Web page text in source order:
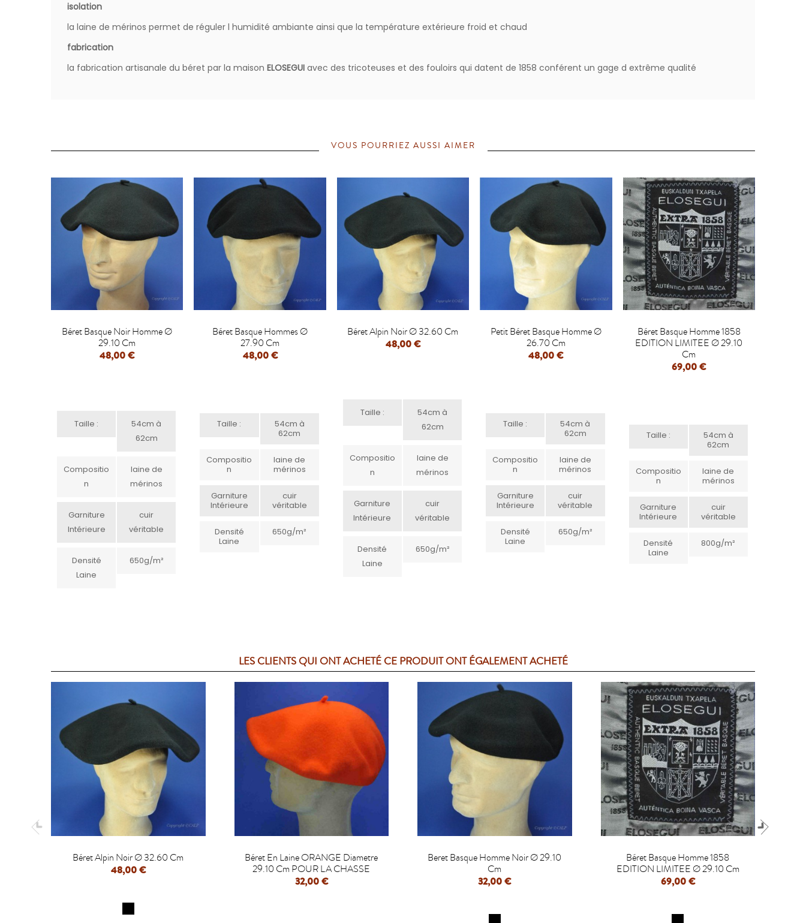
isolation
la laine de mérinos permet de réguler l humidité ambiante ainsi que la température extérieure froid et chaud
fabrication
la fabrication artisanale du béret par la maison ELOSEGUI avec des tricoteuses et des fouloirs qui datent de 1858 conférent un gage d extrême qualité
VOUS POURRIEZ AUSSI AIMER

Béret Basque Noir Homme Ø
29.10 Cm
48,00 €
Taille :
54cm à
62cm
Compositio
N
laine de
mérinos
Garniture
Intérieure
cuir
véritable
Densité
Laine
650g/m²

Béret Basque Hommes Ø
27.90 Cm
48,00 €
Taille :
54cm à
62cm
Compositio
N
laine de
mérinos
Garniture
Intérieure
cuir
véritable
Densité
Laine
650g/m²

Béret Alpin Noir Ø 32.60 Cm
48,00 €
Taille :
54cm à
62cm
Compositio
N
laine de
mérinos
Garniture
Intérieure
cuir
véritable
Densité
Laine
650g/m²

Petit Béret Basque Homme Ø
26.70 Cm
48,00 €
Taille :
54cm à
62cm
Compositio
N
laine de
mérinos
Garniture
Intérieure
cuir
véritable
Densité
Laine
650g/m²

Béret Basque Homme 1858
EDITION LIMITEE Ø 29.10
Cm
69,00 €
Taille :
54cm à
62cm
Compositio
N
laine de
mérinos
Garniture
Intérieure
cuir
véritable
Densité
Laine
800g/m²
LES CLIENTS QUI ONT ACHETÉ CE PRODUIT ONT ÉGALEMENT ACHETÉ

Béret Alpin Noir Ø 32.60 Cm
48,00 €
APERÇU RAPIDE

Béret En Laine ORANGE Diametre
29.10 Cm POUR LA CHASSE
32,00 €
APERÇU RAPIDE

Beret Basque Homme Noir Ø 29.10
Cm
32,00 €
APERÇU RAPIDE

Béret Basque Homme 1858
EDITION LIMITEE Ø 29.10 Cm
69,00 €
APERÇU RAPIDE